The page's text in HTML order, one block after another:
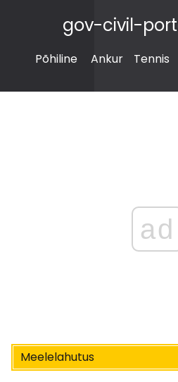
gov-civil-
Põhiline Ankur Tennis
ad
Meelelahutus